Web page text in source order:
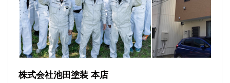
株式会社池田塗装 本店